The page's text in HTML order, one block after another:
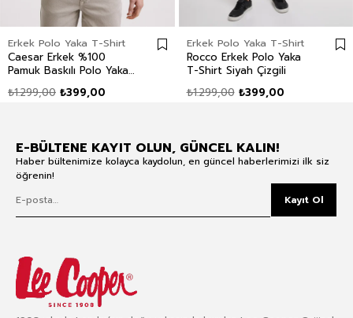
Erkek Polo Yaka T-Shirt
Caesar Erkek %100
Pamuk Baskılı Polo Yaka
₺399,00
₺1.299,00
Erkek Polo Yaka T-Shirt
Rocco Erkek Polo Yaka
T-Shirt Siyah Çizgili
₺399,00
₺1.299,00
E-BÜLTENE KAYIT OLUN, GÜNCEL KALIN!
Haber bültenimize kolayca kaydolun, en güncel haberlerimizi ilk siz
öğrenin!
Kayıt Ol